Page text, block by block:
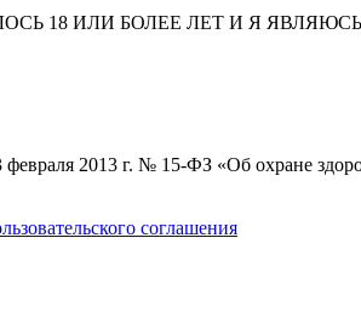
18 ИЛИ БОЛЕЕ ЛЕТ И Я
2013 г. № 15-ФЗ «Об охране
соглашения